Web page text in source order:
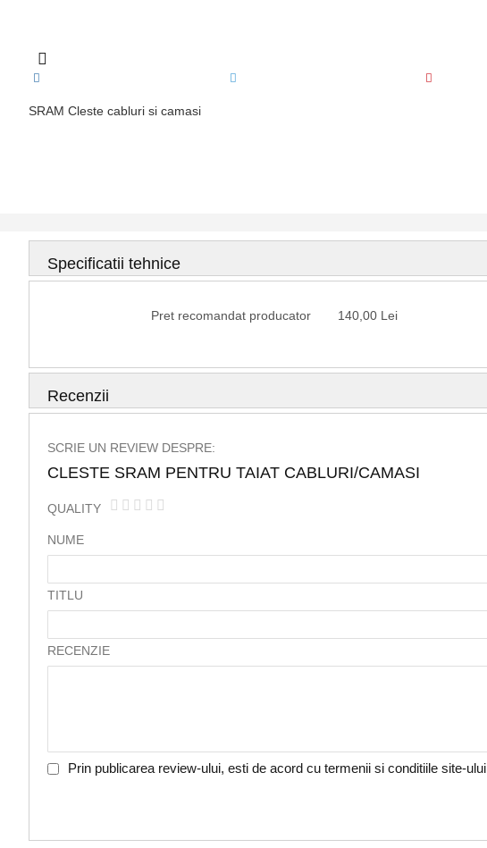
SRAM Cleste cabluri si camasi
Specificatii tehnice
Pret recomandat producator 140,00 Lei
Recenzii
SCRIE UN REVIEW DESPRE:
CLESTE SRAM PENTRU TAIAT CABLURI/CAMASI
QUALITY
star
stars
stars
stars
stars
NUME
TITLU
RECENZIE
Prin publicarea review-ului, esti de acord cu termenii si conditiile site-ului